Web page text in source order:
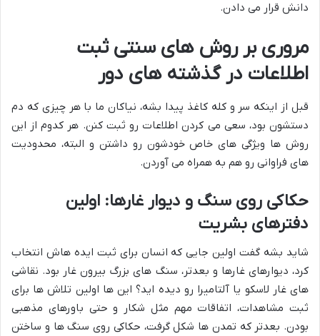
دانش قرار می دادن.
مروری بر روش های سنتی ثبت
اطلاعات در گذشته های دور
قبل از اینکه سر و کله کاغذ پیدا بشه، نیاکان ما با هر چیزی که دم
دستشون بود، سعی می کردن اطلاعات رو ثبت کنن. هر کدوم از این
روش ها ویژگی های خاص خودشون رو داشتن و البته، محدودیت
های فراوانی رو هم به همراه می آوردن.
حکاکی روی سنگ و دیوار غارها: اولین
دفترهای بشریت
شاید بشه گفت اولین جایی که انسان برای ثبت ایده هاش انتخاب
کرد، دیوارهای غارها و بعدتر، سنگ های بزرگ بیرون غار بود. نقاشی
های غار لاسکو یا آلتامیرا رو دیده اید؟ این ها اولین تلاش ها برای
ثبت مشاهدات، اتفاقات مهم مثل شکار و حتی باورهای مذهبی
بودن. بعدتر که تمدن ها شکل گرفت، حکاکی روی سنگ ها و ساختن